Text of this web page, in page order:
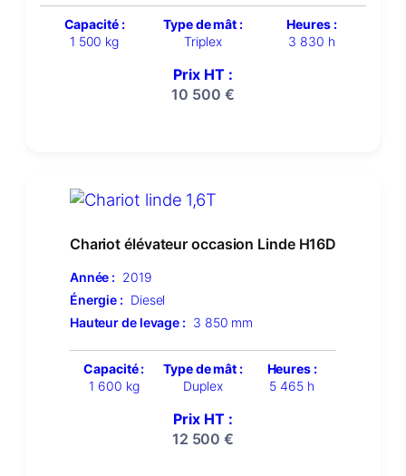
Capacité :
1 500 kg
Type de mât :
Triplex
Heures :
3 830 h
Prix HT :
10 500 €
Chariot élévateur occasion Linde H16D
Année : 2019
Énergie : Diesel
Hauteur de levage : 3 850 mm
Capacité :
1 600 kg
Type de mât :
Duplex
Heures :
5 465 h
Prix HT :
12 500€